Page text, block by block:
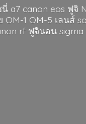
a7 canon eos ฟูจิ
OM-1 OM-5 เลนส์
rf ฟูจินอน sigma